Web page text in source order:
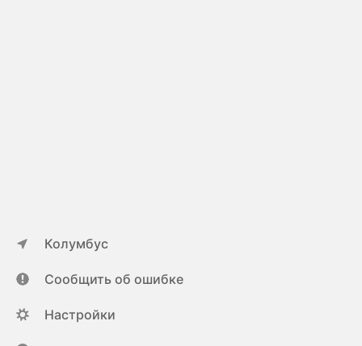
Колумбус
Сообщить об ошибке
Настройки